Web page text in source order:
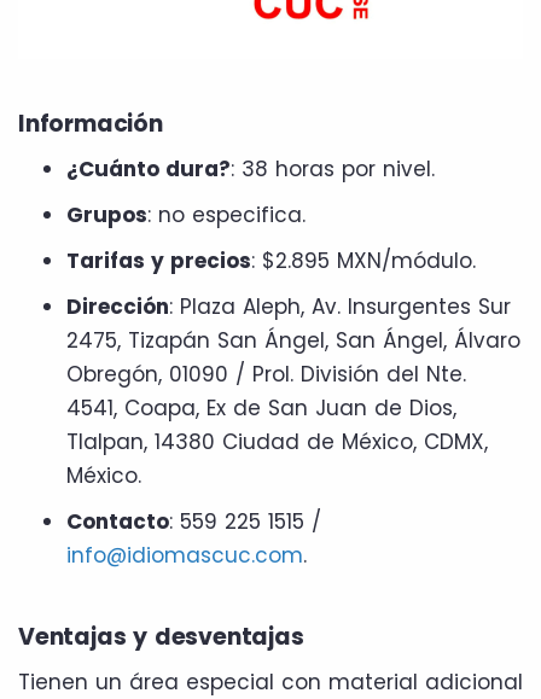
Información
¿Cuánto dura?: 38 horas por nivel.
Grupos: no especifica.
Tarifas y precios: $2.895 MXN/módulo.
Dirección: Plaza Aleph, Av. Insurgentes Sur
2475, Tizapán San Ángel, San Ángel, Álvaro
Obregón, 01090 / Prol. División del Nte.
4541, Coapa, Ex de San Juan de Dios,
Tlalpan, 14380 Ciudad de México, CDMX,
México.
Contacto: 559 225 1515 /
info@idiomascuc.com.
Ventajas y desventajas
Tienen un área especial con material adicional